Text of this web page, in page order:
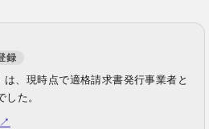
録
は、現時点で適格請求書発行事業者と
た。
↗